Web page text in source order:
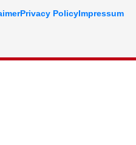
Privacy PolicyImpressum